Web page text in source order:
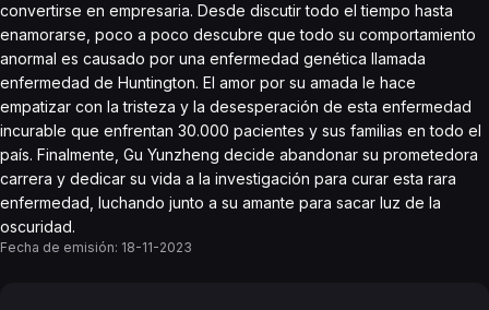
convertirse en empresaria. Desde discutir todo el tiempo hasta
enamorarse, poco a poco descubre que todo su comportamiento
anormal es causado por una enfermedad genética llamada
enfermedad de Huntington. El amor por su amada le hace
empatizar con la tristeza y la desesperación de esta enfermedad
incurable que enfrentan 30.000 pacientes y sus familias en todo el
país. Finalmente, Gu Yunzheng decide abandonar su prometedora
carrera y dedicar su vida a la investigación para curar esta rara
enfermedad, luchando junto a su amante para sacar luz de la
oscuridad.
Fecha de emisión: 18-11-2023